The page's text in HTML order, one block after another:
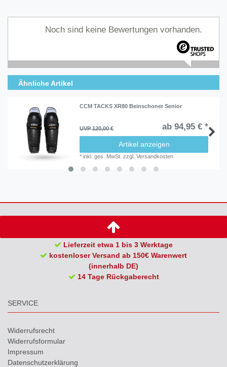
Noch sind keine Bewertungen vorhanden.
Ähnliche Artikel
CCM TACKS XR80 Beinschoner Senior
UVP 120,00 € ab 94,95 € *
Artikel anzeigen
*inkl. ges. MwSt. zzgl.Versandkosten
Lieferzeit etwa 1 bis 3 Werktage
kostenloser Versand ab 150€ Warenwert
(innerhalb DE)
14 Tage Rückgaberecht
SERVICE
Widerrufs­recht
Widerrufs­formular
Impressum
Daten­schutz­erklärung